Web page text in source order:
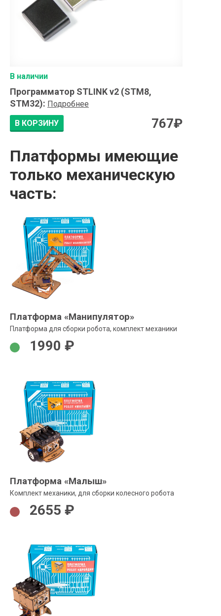
В наличии
Программатор STLINK v2 (STM8,
STM32): Подробнее
В КОРЗИНУ 767₽
Платформы имеющие
только механическую
часть:
Платформа «Манипулятор»
Платформа для сборки робота, комплект механики
1990 ₽
Платформа «Малыш»
Комплект механики, для сборки колесного робота
2655 ₽